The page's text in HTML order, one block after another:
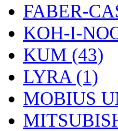
FABER-
KOH-I-
KUM (43)
LYRA (1)
MOBIUS